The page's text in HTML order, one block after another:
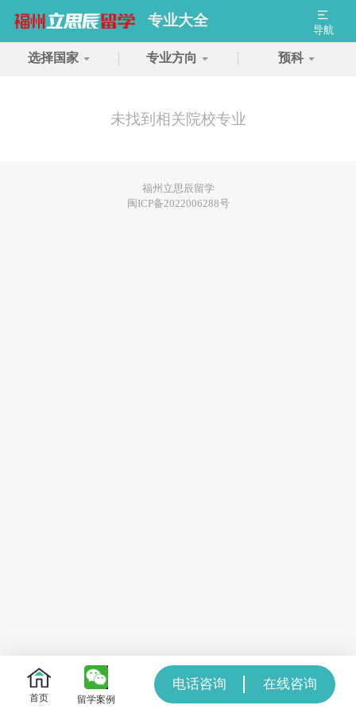
专业大全
导航
选择国家 专业方向 预科
未找到相关院校专业
福州立思辰留学
闽ICP备2022006288号
首页 留学案例
电话咨询 在线咨询